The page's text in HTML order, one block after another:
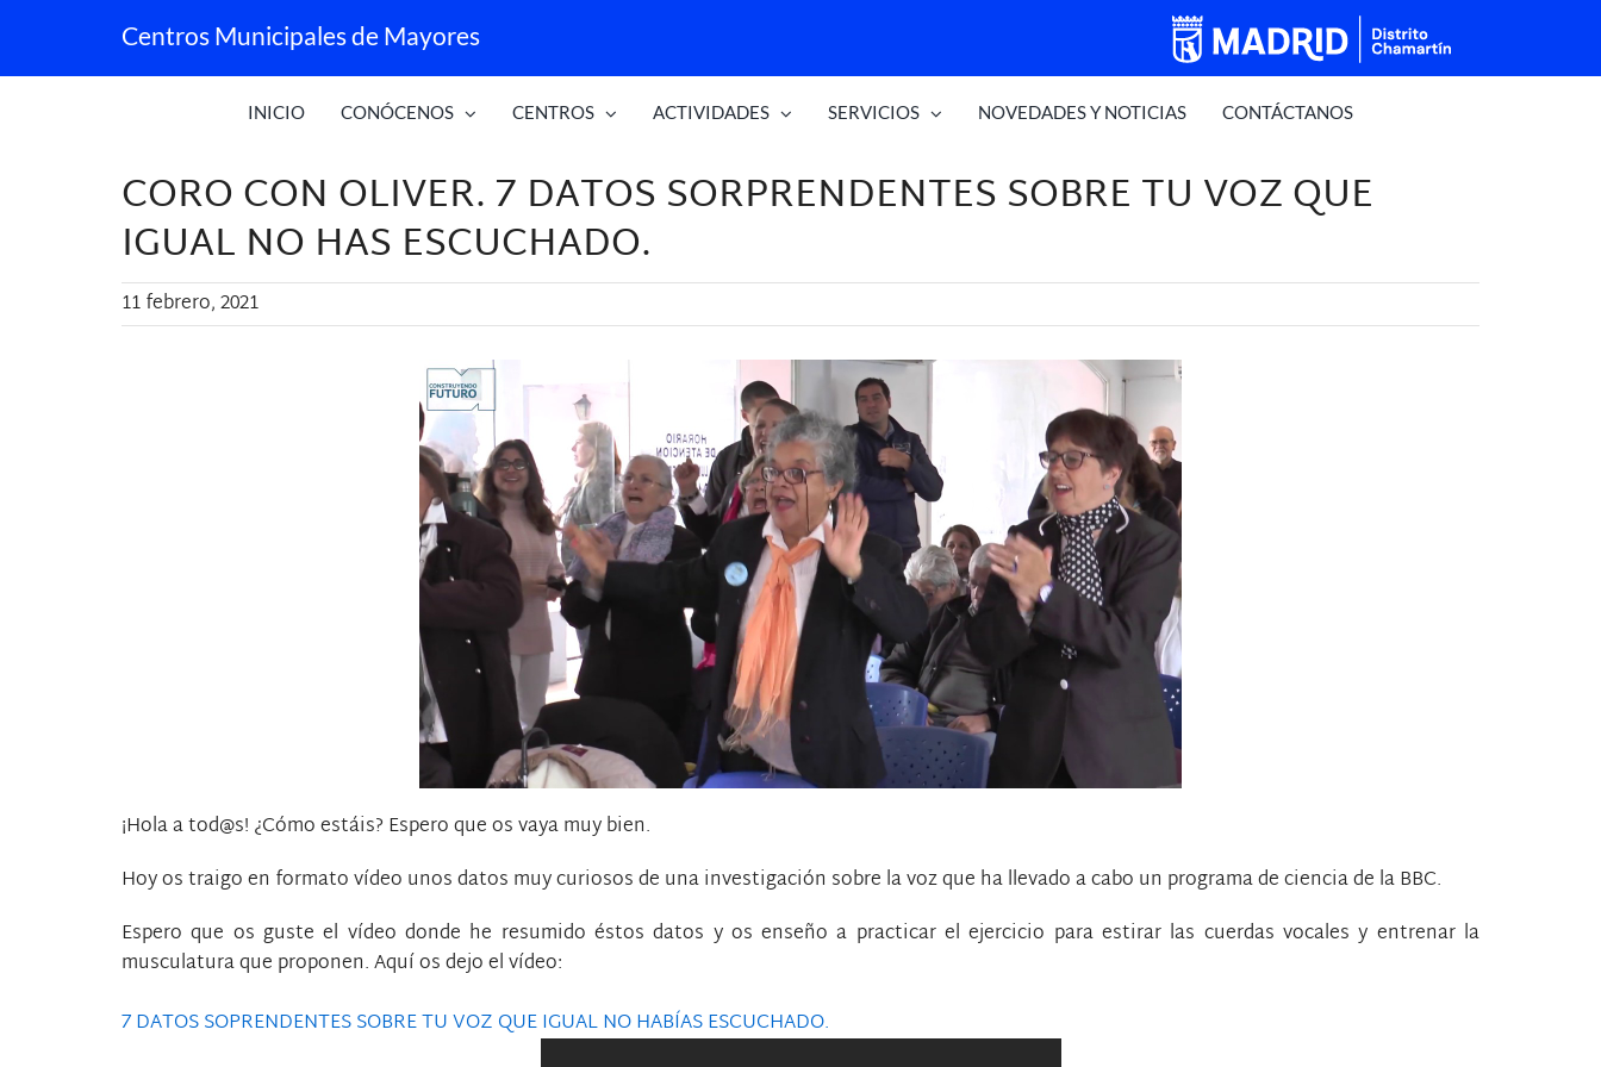
contenido
Centros Municipales de Mayores
INICIO CONÓCENOS CENTROS ACTIVIDADES SERVICIOS NOVEDADES Y NOTICIAS CONTÁCTANOS
CORO CON OLIVER. 7 DATOS SORPRENDENTES SOBRE TU VOZ QUE
IGUAL NO HAS ESCUCHADO.
11 febrero, 2021
¡Hola a tod@s! ¿Cómo estáis? Espero que os vaya muy bien.
Hoy os traigo en formato vídeo unos datos muy curiosos de una investigación sobre la voz que ha llevado a cabo un programa de ciencia de la BBC.
Espero que os guste el vídeo donde he resumido éstos datos y os enseño a practicar el ejercicio para estirar las cuerdas vocales y entrenar la
musculatura que proponen. Aquí os dejo el vídeo:
7 DATOS SOPRENDENTES SOBRE TU VOZ QUE IGUAL NO HABÍAS ESCUCHADO.